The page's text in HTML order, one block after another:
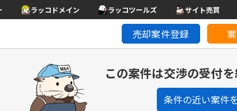
ラッコドメイン ラッコツールズ サイト売買
売却案件登録
この案件は交渉の受付を
条件の近い案件